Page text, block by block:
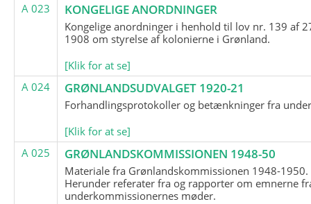
A 023
KONGELIGE ANORDNINGER
Kongelige anordninger i henhold til lov nr. 139 af
1908 om styrelse af kolonierne i Grønland.
[Klik for at se]
A 024
GRØNLANDSUDVALGET 1920-21
Forhandlingsprotokoller og betænkninger fra
[Klik for at se]
A 025
GRØNLANDSKOMMISSIONEN 1948-50
Materiale fra Grønlandskommissionen 1948-1950.
Herunder referater fra og rapporter om emnerne
underkommissionernes møder.